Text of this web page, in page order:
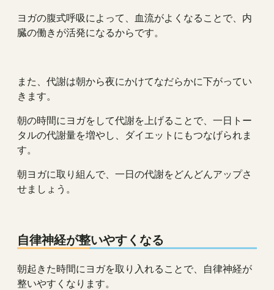
ヨガの腹式呼吸によって、血流がよくなることで、内
臓の働きが活発になるからです。
また、代謝は朝から夜にかけてなだらかに下がってい
きます。
朝の時間にヨガをして代謝を上げることで、一日トー
タルの代謝量を増やし、ダイエットにもつなげられま
す。
朝ヨガに取り組んで、一日の代謝をどんどんアップさ
せましょう。
自律神経が整いやすくなる
朝起きた時間にヨガを取り入れることで、自律神経が
整いやすくなります。